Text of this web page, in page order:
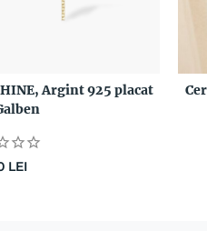
Argint 925 placat
LEI